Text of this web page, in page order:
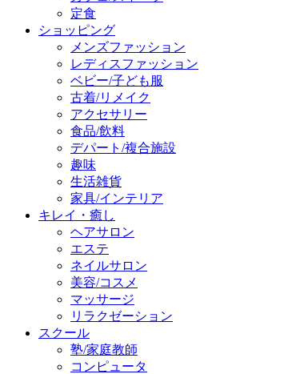
定食
ショッピング
メンズファッション
レディスファッション
ベビー/子ども服
古着/リメイク
アクセサリー
食品/飲料
デパート/複合施設
趣味
生活雑貨
家具/インテリア
キレイ・癒し
ヘアサロン
エステ
ネイルサロン
美容/コスメ
マッサージ
リラクゼーション
スクール
塾/家庭教師
コンピュータ